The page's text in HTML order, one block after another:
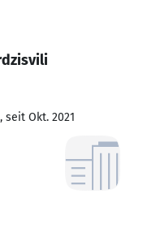
seit Okt. 2021